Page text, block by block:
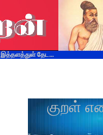
இத்தளத்துள் தேட...
குறள்